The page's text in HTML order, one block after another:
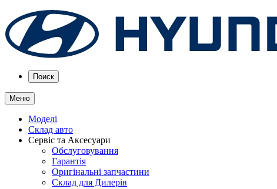
Поиск
Меню
Моделі
Склад авто
Сервіс та Аксесуари
Обслуговування
Гарантія
Оригінальні запчастини
Склад для Дилерів